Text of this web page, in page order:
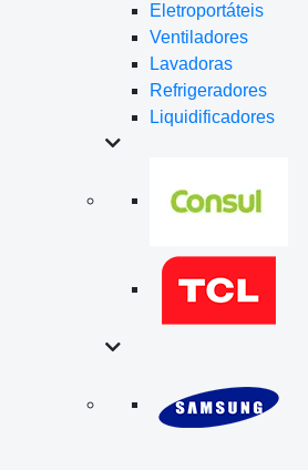
Eletroportáteis
Ventiladores
Lavadoras
Refrigeradores
Liquidificadores